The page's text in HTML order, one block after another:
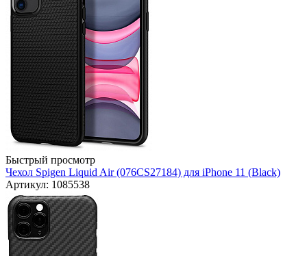
Быстрый просмотр
Чехол Spigen Liquid Air (076CS27184) для iPhone 11 (Black)
Артикул: 1085538